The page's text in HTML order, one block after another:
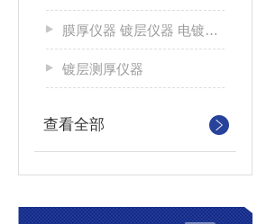
膜厚仪器 镀层仪器 电镀镀层测厚仪
镀层测厚仪器
查看全部